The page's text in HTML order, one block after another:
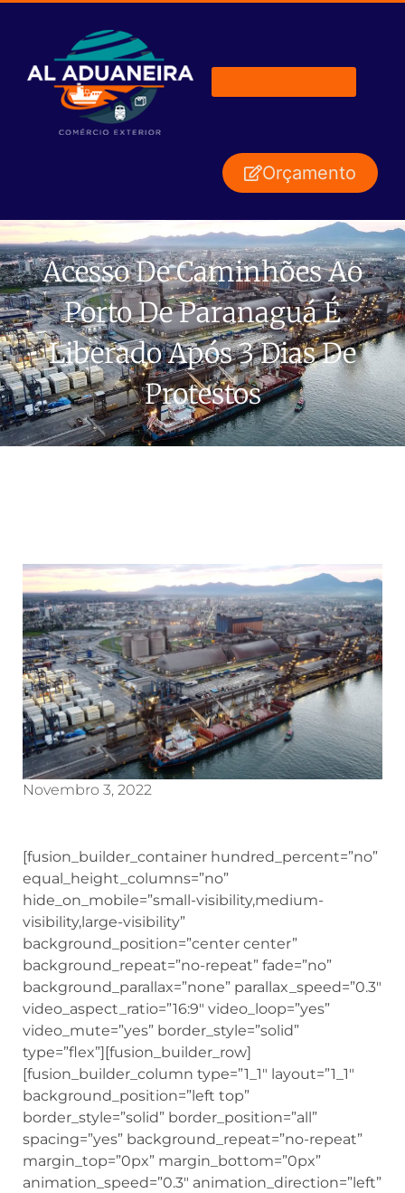
Orçamento
Acesso De Caminhões Ao
Porto De Paranaguá É
Liberado Após 3 Dias De
Protestos
Novembro 3, 2022
[fusion_builder_container hundred_percent=”no”
equal_height_columns=”no”
hide_on_mobile=”small-visibility,medium-
visibility,large-visibility”
background_position=”center center”
background_repeat=”no-repeat” fade=”no”
background_parallax=”none” parallax_speed=”0.3″
video_aspect_ratio=”16:9″ video_loop=”yes”
video_mute=”yes” border_style=”solid”
type=”flex”][fusion_builder_row]
[fusion_builder_column type=”1_1″ layout=”1_1″
background_position=”left top”
border_style=”solid” border_position=”all”
spacing=”yes” background_repeat=”no-repeat”
margin_top=”0px” margin_bottom=”0px”
animation_speed=”0.3″ animation_direction=”left”